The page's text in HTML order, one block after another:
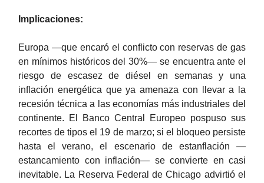
Implicaciones:
Europa —que encaró el conflicto con reservas de gas
en mínimos históricos del 30%— se encuentra ante el
riesgo de escasez de diésel en semanas y una
inflación energética que ya amenaza con llevar a la
recesión técnica a las economías más industriales del
continente. El Banco Central Europeo pospuso sus
recortes de tipos el 19 de marzo; si el bloqueo persiste
hasta el verano, el escenario de estanflación —
estancamiento con inflación— se convierte en casi
inevitable. La Reserva Federal de Chicago advirtió el